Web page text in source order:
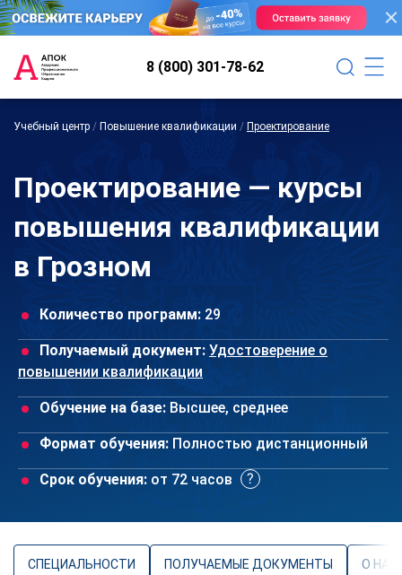
8 (800) 301-78-62
Учебный центр / Повышение квалификации / Проектирование
Проектирование — курсы
повышения квалификации
в Грозном
Количество программ: 29
Получаемый документ: Удостоверение о
повышении квалификации
Обучение на базе: Высшее, среднее
Формат обучения: Полностью дистанционный
Срок обучения: от 72 часов
СПЕЦИАЛЬНОСТИ ПОЛУЧАЕМЫЕ ДОКУМЕНТЫ О